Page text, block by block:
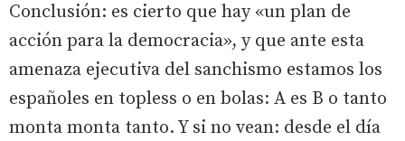
Conclusión: es cierto que hay «un plan de
acción para la democracia», y que ante esta
amenaza ejecutiva del sanchismo estamos los
españoles en topless o en bolas: A es B o tanto
monta monta tanto. Y si no vean: desde el día